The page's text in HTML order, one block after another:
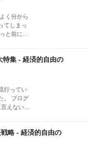
り方や考
果になる
もらえ
ったこ
産とポー
みて感
単に前
く分から
てしまっ
と前にそ
。 どろん
かと言
入れる
るための
自分の気
今日は
特集 - 経済的自由の
行ってい
。 ブログ
えない３
いいと思
ぇ？
略 - 経済的自由の